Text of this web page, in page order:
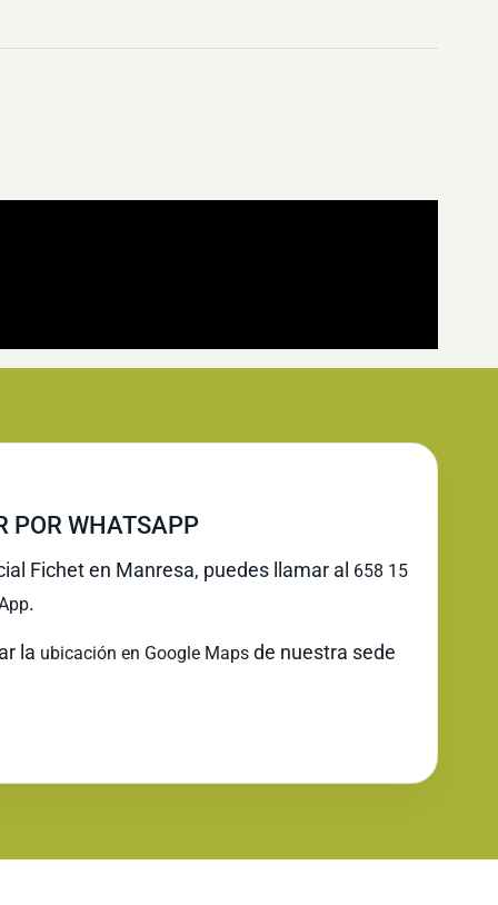
POR WHATSAPP
Fichet en Manresa, puedes llamar al 658 15
.
la ubicación en Google Maps de nuestra sede